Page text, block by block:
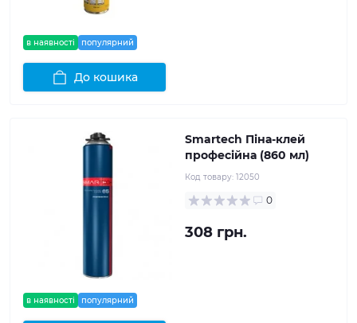
в наявності популярний
До кошика
в наявності популярний
Smartech Піна-клей
професійна (860 мл)
Код товару: 12050
0
308 грн.